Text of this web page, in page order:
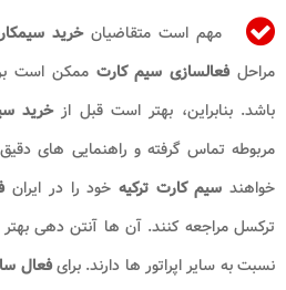
مهم است متقاضیانخرید
مراحلفعالسازی سیم کارت ممکن است
باشد. بنابراین، بهتر است قبل ازخرید
مربوطه تماس گرفته و راهنمایی های
خواهند سیم کارت ترکیه خود را در ایران
ترکسل مراجعه کنند. آن ها آنتن دهی
نسبت به سایر اپراتور ها دارند. برایفعال